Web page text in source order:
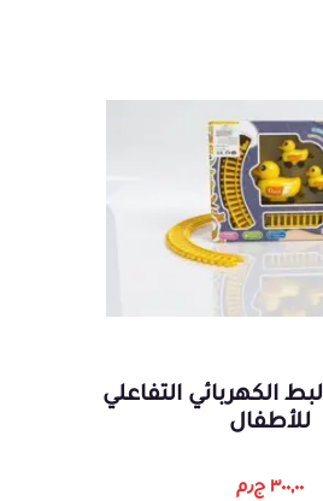
الكهربائي التفاعلي
للأطفال
٣٠٠,٠٠ ج٫م